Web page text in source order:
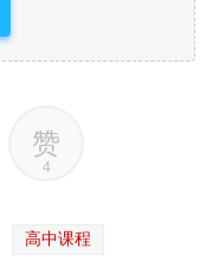
赞
4
高中课程